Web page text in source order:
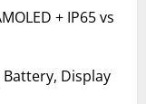
+ IP65 vs
Battery, Display